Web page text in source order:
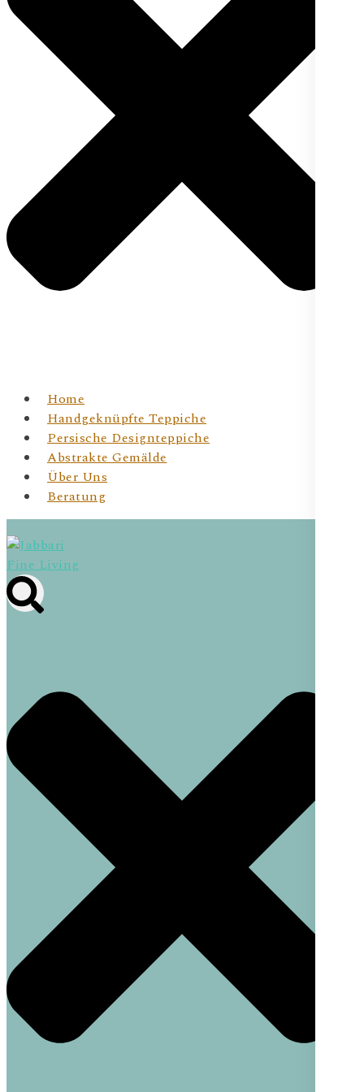
Home
Handgeknüpfte Teppiche
Persische Designteppiche
Abstrakte Gemälde
Über Uns
Beratung
Jabbari Fine Living
JBR Fine Living- Wiener Online Shop für
handgeknüpfte Teppichunikate & Abstrakte Kunst für